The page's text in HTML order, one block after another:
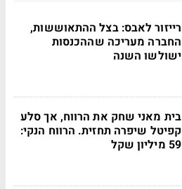
רייזור לאבס: בצל ההתאוששות,
החברה מעריכה שההכנסות
ישולשו השנה
בית מאני שחק את הרווח, אך סלע
קפיטל שיפרה תחזית. הרווח הנקי:
59 מיליון שקל